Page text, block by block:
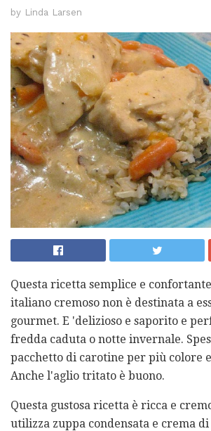
by Linda Larsen
Questa ricetta semplice e
italiano cremoso non è destinata a
gourmet. E 'delizioso e saporito e
fredda caduta o notte invernale.
pacchetto di carotine per più colore
Anche l'aglio tritato è buono.
Questa gustosa ricetta è ricca e
utilizza zuppa condensata e crema